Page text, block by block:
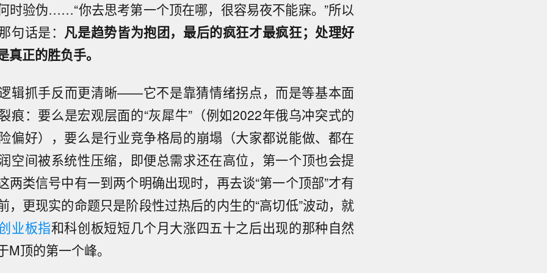
时验伪……“你去思考第一个顶在哪，很容易夜不能寐。”所以
句话是： 凡是趋势皆为抱团，最后的疯狂才最疯狂；处理好
正的胜负手。
辑抓手反而更清晰——它不是靠猜情绪拐点，而是等基本面
痕：要么是宏观层面的“灰犀牛”（例如2022年俄乌冲突式的
偏好），要么是行业竞争格局的崩塌（大家都说能做、都在
空间被系统性压缩，即便总需求还在高位，第一个顶也会提
两类信号中有一到两个明确出现时，再去谈“第一个顶部”才有
，更现实的命题只是阶段性过热后的内生的“高切低”波动，就
业板指和科创板短短几个月大涨四五十之后出现的那种自然
M顶的第一个峰。